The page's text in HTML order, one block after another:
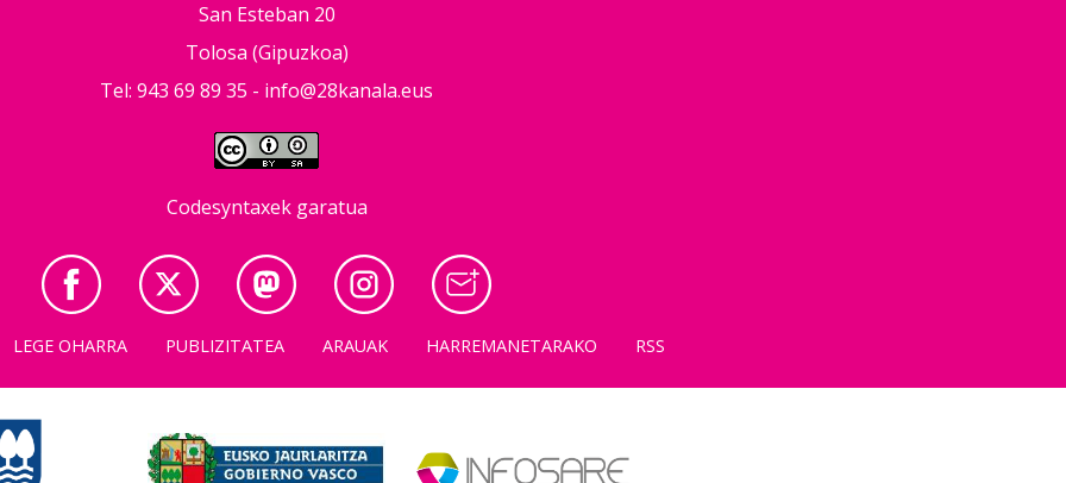
San Esteban 20
Tolosa (Gipuzkoa)
Tel: 943 69 89 35 - info@28kanala.eus
Codesyntaxek garatua
LEGE OHARRA PUBLIZITATEA ARAUAK HARREMANETARAKO RSS